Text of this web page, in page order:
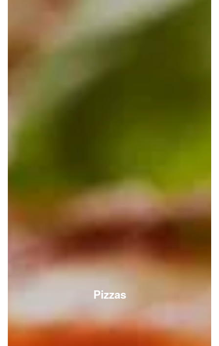
Pizzas